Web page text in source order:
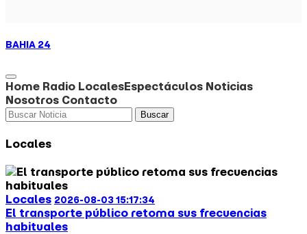
BAHIA 24
Home Radio LocalesEspectáculos Noticias
Nosotros Contacto
Buscar
Locales
Locales 2026-08-03 15:17:34
El transporte público retoma sus frecuencias
habituales